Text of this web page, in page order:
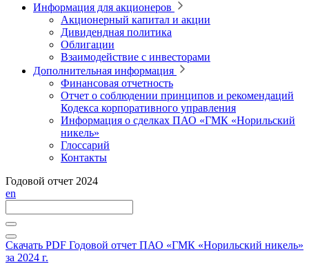
Информация для акционеров
Акционерный капитал и акции
Дивидендная политика
Облигации
Взаимодействие с инвесторами
Дополнительная информация
Финансовая отчетность
Отчет о соблюдении принципов и рекомендаций
Кодекса корпоративного управления
Информация о сделках ПАО «ГМК «Норильский
никель»
Глоссарий
Контакты
Годовой отчет 2024
en
Скачать PDF Годовой отчет ПАО «ГМК «Норильский никель»
за 2024 г.